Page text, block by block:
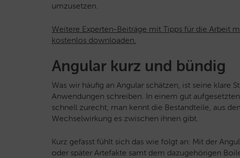
umzusetzen.
Weitere Experten-Beiträge mit Tipps für die Arbeit
kostenlos downloaden.
Angular kurz und bündig
Was wir häufig an Angular schätzen, ist seine klare
Anwendungen schreiben. In einem gut
schnell zurecht, man kennt die Bestandteile, aus
Wechselwirkung es zwischen ihnen gibt.
Kurz gefasst fühlt sich das wie folgt an: Mit der
oder später Artefakte samt dem dazugehörigen